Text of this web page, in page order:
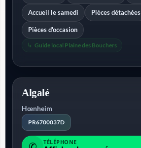
Accueil le samedi Pièces détachées
Pièces d'occasion
Guide local Plaine des Bouchers
Algalé
Hœnheim
PR6700037D
TÉLÉPHONE